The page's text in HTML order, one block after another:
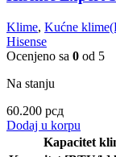
Klime, Kućne
Hisense
Ocenjeno sa 0 od 5
Na stanju
60.200 рсд
Dodaj u korpu
Kapacitet